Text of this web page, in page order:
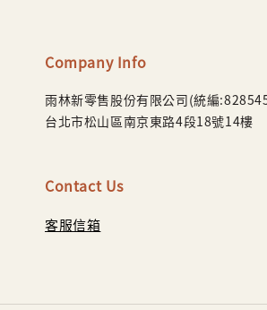
Company Info
雨林新零售股份有限公司(統編
台北市松山區南京東路4段18號14樓
Contact Us
客服信箱